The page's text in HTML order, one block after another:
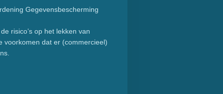
Gegevensbescherming
risico’s op het lekken van
voorkomen dat er (commercieel)